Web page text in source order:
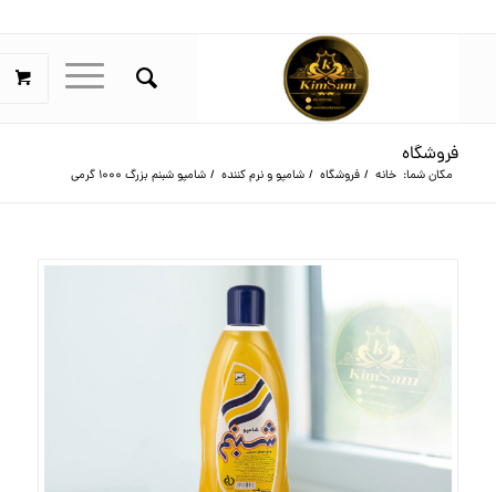
فروشگاه
مکان شما: خانه / فروشگاه / شامپو و نرم کننده / شامپو شبنم بزرگ 1000 گرمی